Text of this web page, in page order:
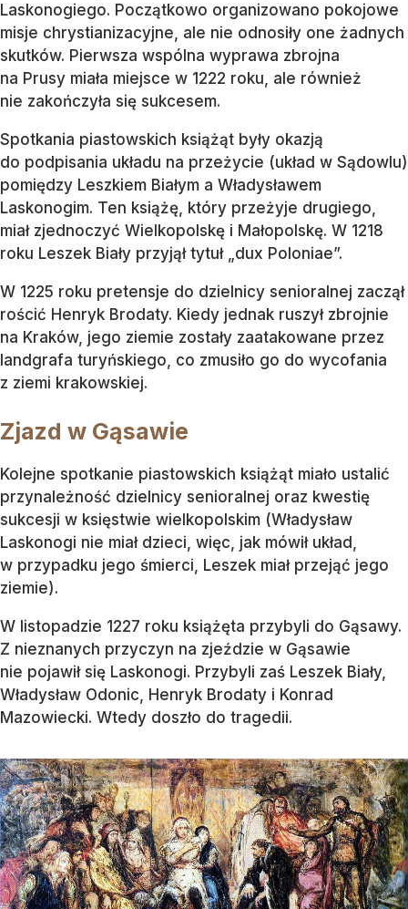
Laskonogiego. Początkowo organizowano pokojowe
misje chrystianizacyjne, ale nie odnosiły one żadnych
skutków. Pierwsza wspólna wyprawa zbrojna
na Prusy miała miejsce w 1222 roku, ale również
nie zakończyła się sukcesem.
Spotkania piastowskich książąt były okazją
do podpisania układu na przeżycie (układ w Sądowlu)
pomiędzy Leszkiem Białym a Władysławem
Laskonogim. Ten książę, który przeżyje drugiego,
miał zjednoczyć Wielkopolskę i Małopolskę. W 1218
roku Leszek Biały przyjął tytuł „dux Poloniae”.
W 1225 roku pretensje do dzielnicy senioralnej zaczął
rościć Henryk Brodaty. Kiedy jednak ruszył zbrojnie
na Kraków, jego ziemie zostały zaatakowane przez
landgrafa turyńskiego, co zmusiło go do wycofania
z ziemi krakowskiej.
Zjazd w Gąsawie
Kolejne spotkanie piastowskich książąt miało ustalić
przynależność dzielnicy senioralnej oraz kwestię
sukcesji w księstwie wielkopolskim (Władysław
Laskonogi nie miał dzieci, więc, jak mówił układ,
w przypadku jego śmierci, Leszek miał przejąć jego
ziemie).
W listopadzie 1227 roku książęta przybyli do Gąsawy.
Z nieznanych przyczyn na zjeździe w Gąsawie
nie pojawił się Laskonogi. Przybyli zaś Leszek Biały,
Władysław Odonic, Henryk Brodaty i Konrad
Mazowiecki. Wtedy doszło do tragedii.